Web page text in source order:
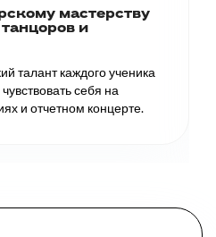
мастерству
и
талант каждого ученика
себя на
и отчетном концерте.